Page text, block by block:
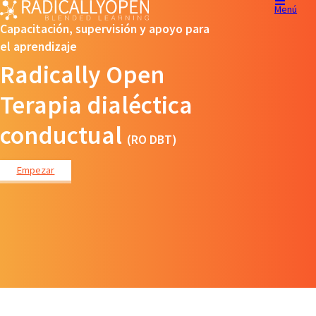
Menú
Capacitación, supervisión y apoyo para
el aprendizaje
Radically Open
Terapia dialéctica
conductual (RO DBT)
Empezar